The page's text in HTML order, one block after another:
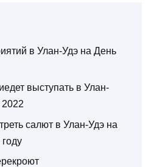
в Улан-Удэ на День
выступать в Улан-
салют в Улан-Удэ на